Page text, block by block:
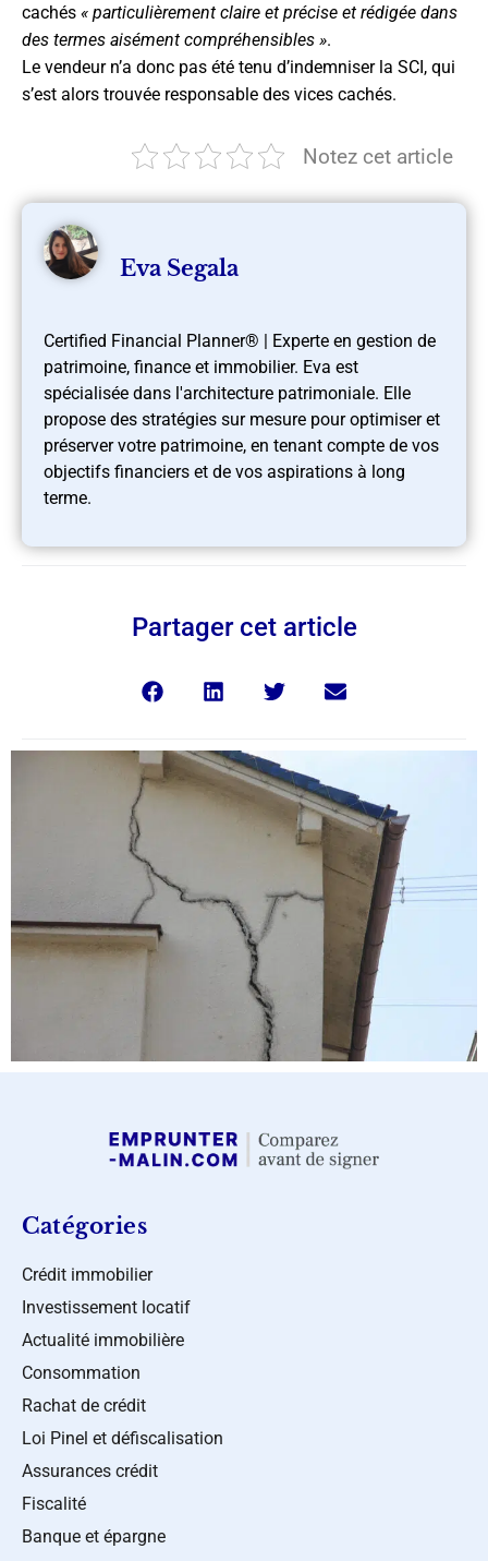
cachés « particulièrement claire et précise et rédigée dans
des termes aisément compréhensibles ».
Le vendeur n’a donc pas été tenu d’indemniser la SCI, qui
s’est alors trouvée responsable des vices cachés.
Notez cet article
Eva Segala
Certified Financial Planner® | Experte en gestion de
patrimoine, finance et immobilier. Eva est
spécialisée dans l'architecture patrimoniale. Elle
propose des stratégies sur mesure pour optimiser et
préserver votre patrimoine, en tenant compte de vos
objectifs financiers et de vos aspirations à long
terme.
Partager cet article
Catégories
Crédit immobilier
Investissement locatif
Actualité immobilière
Consommation
Rachat de crédit
Loi Pinel et défiscalisation
Assurances crédit
Fiscalité
Banque et épargne